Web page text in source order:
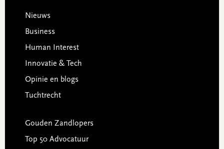
Footer
Nieuws
Business
Human Interest
Innovatie & Tech
Opinie en blogs
Tuchtrecht
Gouden Zandlopers
Top 50 Advocatuur